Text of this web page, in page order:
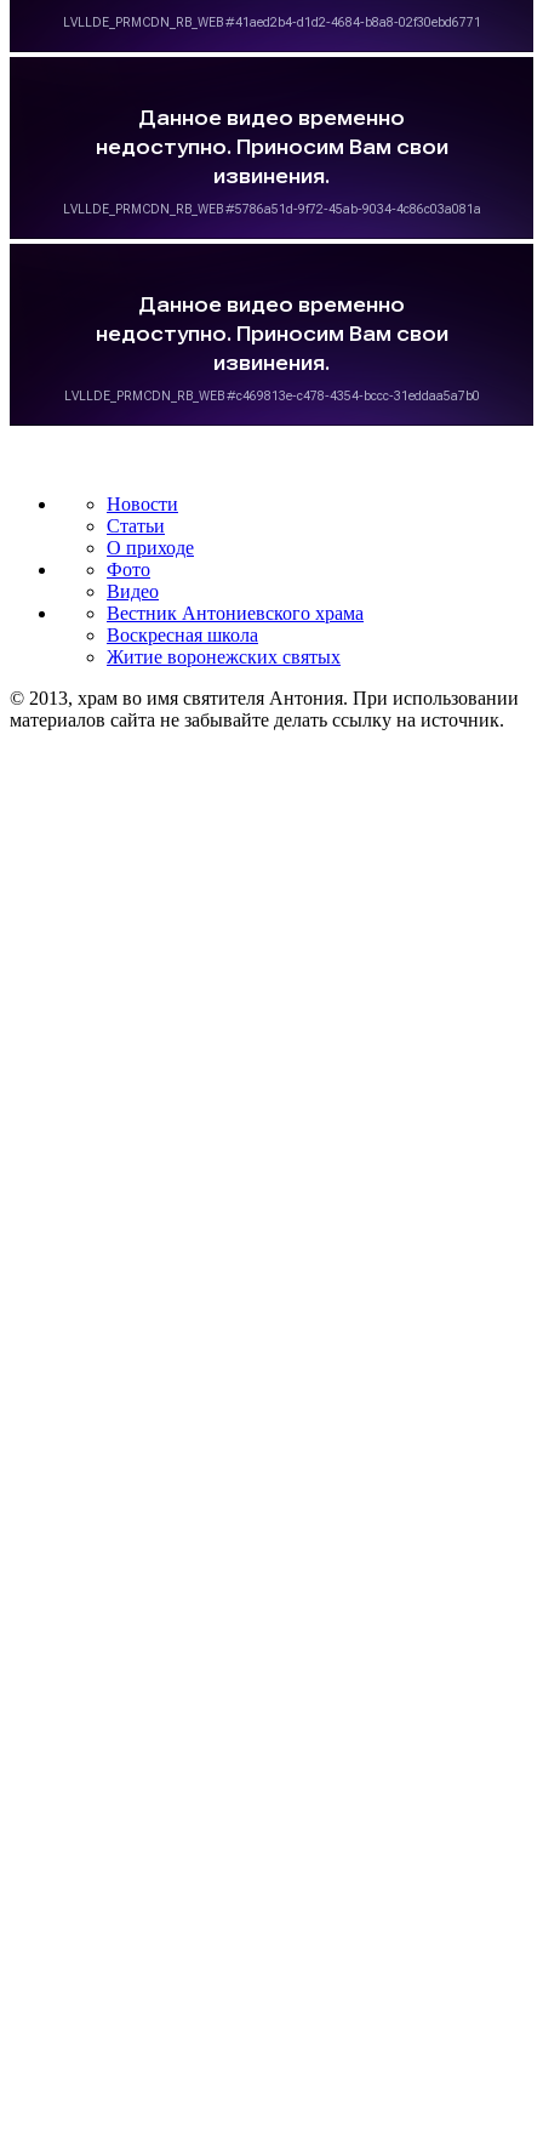
Новости
Статьи
О приходе
Фото
Видео
Вестник Антониевского храма
Воскресная школа
Житие воронежских святых
© 2013, храм во имя святителя Антония. При использовании
материалов сайта не забывайте делать ссылку на источник.